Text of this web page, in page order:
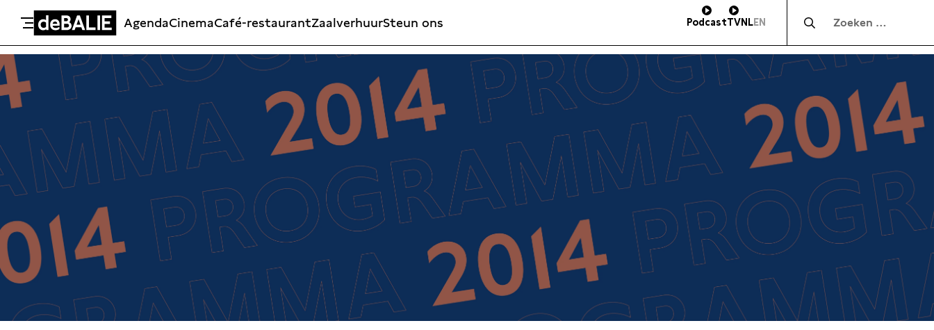
Meteen naar de content
De Balie
AgendaCinemaCafé-restaurantZaalverhuurSteun ons PodcastTVNLEN